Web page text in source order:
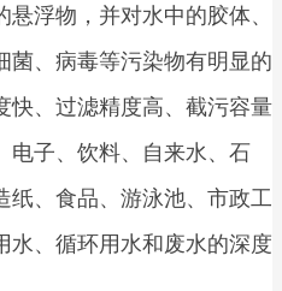
浮物，并对水中的胶体、
菌、病毒等污染物有明显的
快、过滤精度高、截污容量
电子、饮料、自来水、石
纸、食品、游泳池、市政工
水、循环用水和废水的深度